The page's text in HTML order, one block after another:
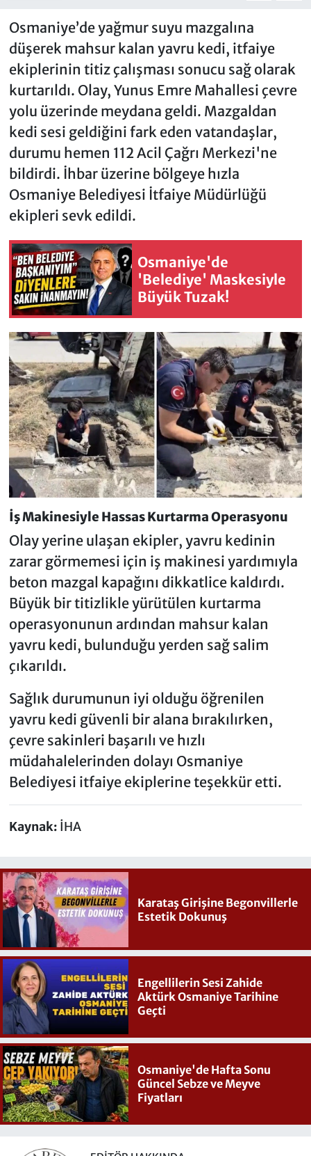
Osmaniye’de yağmur suyu mazgalına
düşerek mahsur kalan yavru kedi, itfaiye
ekiplerinin titiz çalışması sonucu sağ olarak
kurtarıldı. Olay, Yunus Emre Mahallesi çevre
yolu üzerinde meydana geldi. Mazgaldan
kedi sesi geldiğini fark eden vatandaşlar,
durumu hemen 112 Acil Çağrı Merkezi'ne
bildirdi. İhbar üzerine bölgeye hızla
Osmaniye Belediyesi İtfaiye Müdürlüğü
ekipleri sevk edildi.
Osmaniye'de
'Belediye' Maskesiyle
Büyük Tuzak!
İş Makinesiyle Hassas Kurtarma Operasyonu
Olay yerine ulaşan ekipler, yavru kedinin
zarar görmemesi için iş makinesi yardımıyla
beton mazgal kapağını dikkatlice kaldırdı.
Büyük bir titizlikle yürütülen kurtarma
operasyonunun ardından mahsur kalan
yavru kedi, bulunduğu yerden sağ salim
çıkarıldı.
Sağlık durumunun iyi olduğu öğrenilen
yavru kedi güvenli bir alana bırakılırken,
çevre sakinleri başarılı ve hızlı
müdahalelerinden dolayı Osmaniye
Belediyesi itfaiye ekiplerine teşekkür etti.
Kaynak: İHA
Karataş Girişine Begonvillerle
Estetik Dokunuş
Engellilerin Sesi Zahide
Aktürk Osmaniye Tarihine
Geçti
Osmaniye'de Hafta Sonu
Güncel Sebze ve Meyve
Fiyatları